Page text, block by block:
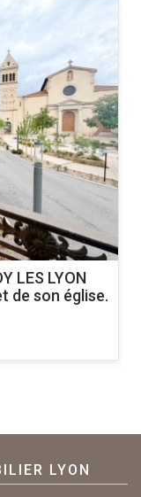
LES LYON
de son église.
LYON